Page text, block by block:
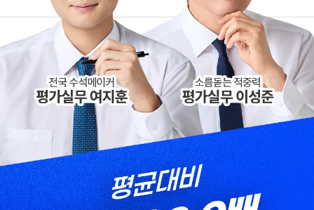
합격생 김*훈님 합격생 김*인님
해커스의 선생님들의
강의력이 너무 좋았어요.
덕분에 노베이스로
합격할 수 있었습니다.
합격생 양*성님
해커스의 선생님들이
직접 답안을 봐주시고
피드백 해주셔서 합격할
수 있었습니다.
합격생 이*원님